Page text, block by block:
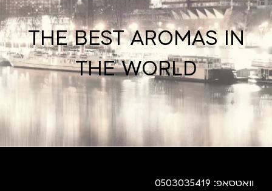
THE BEST AROMAS IN
THE WORLD
וואטסאפ: 0503035419